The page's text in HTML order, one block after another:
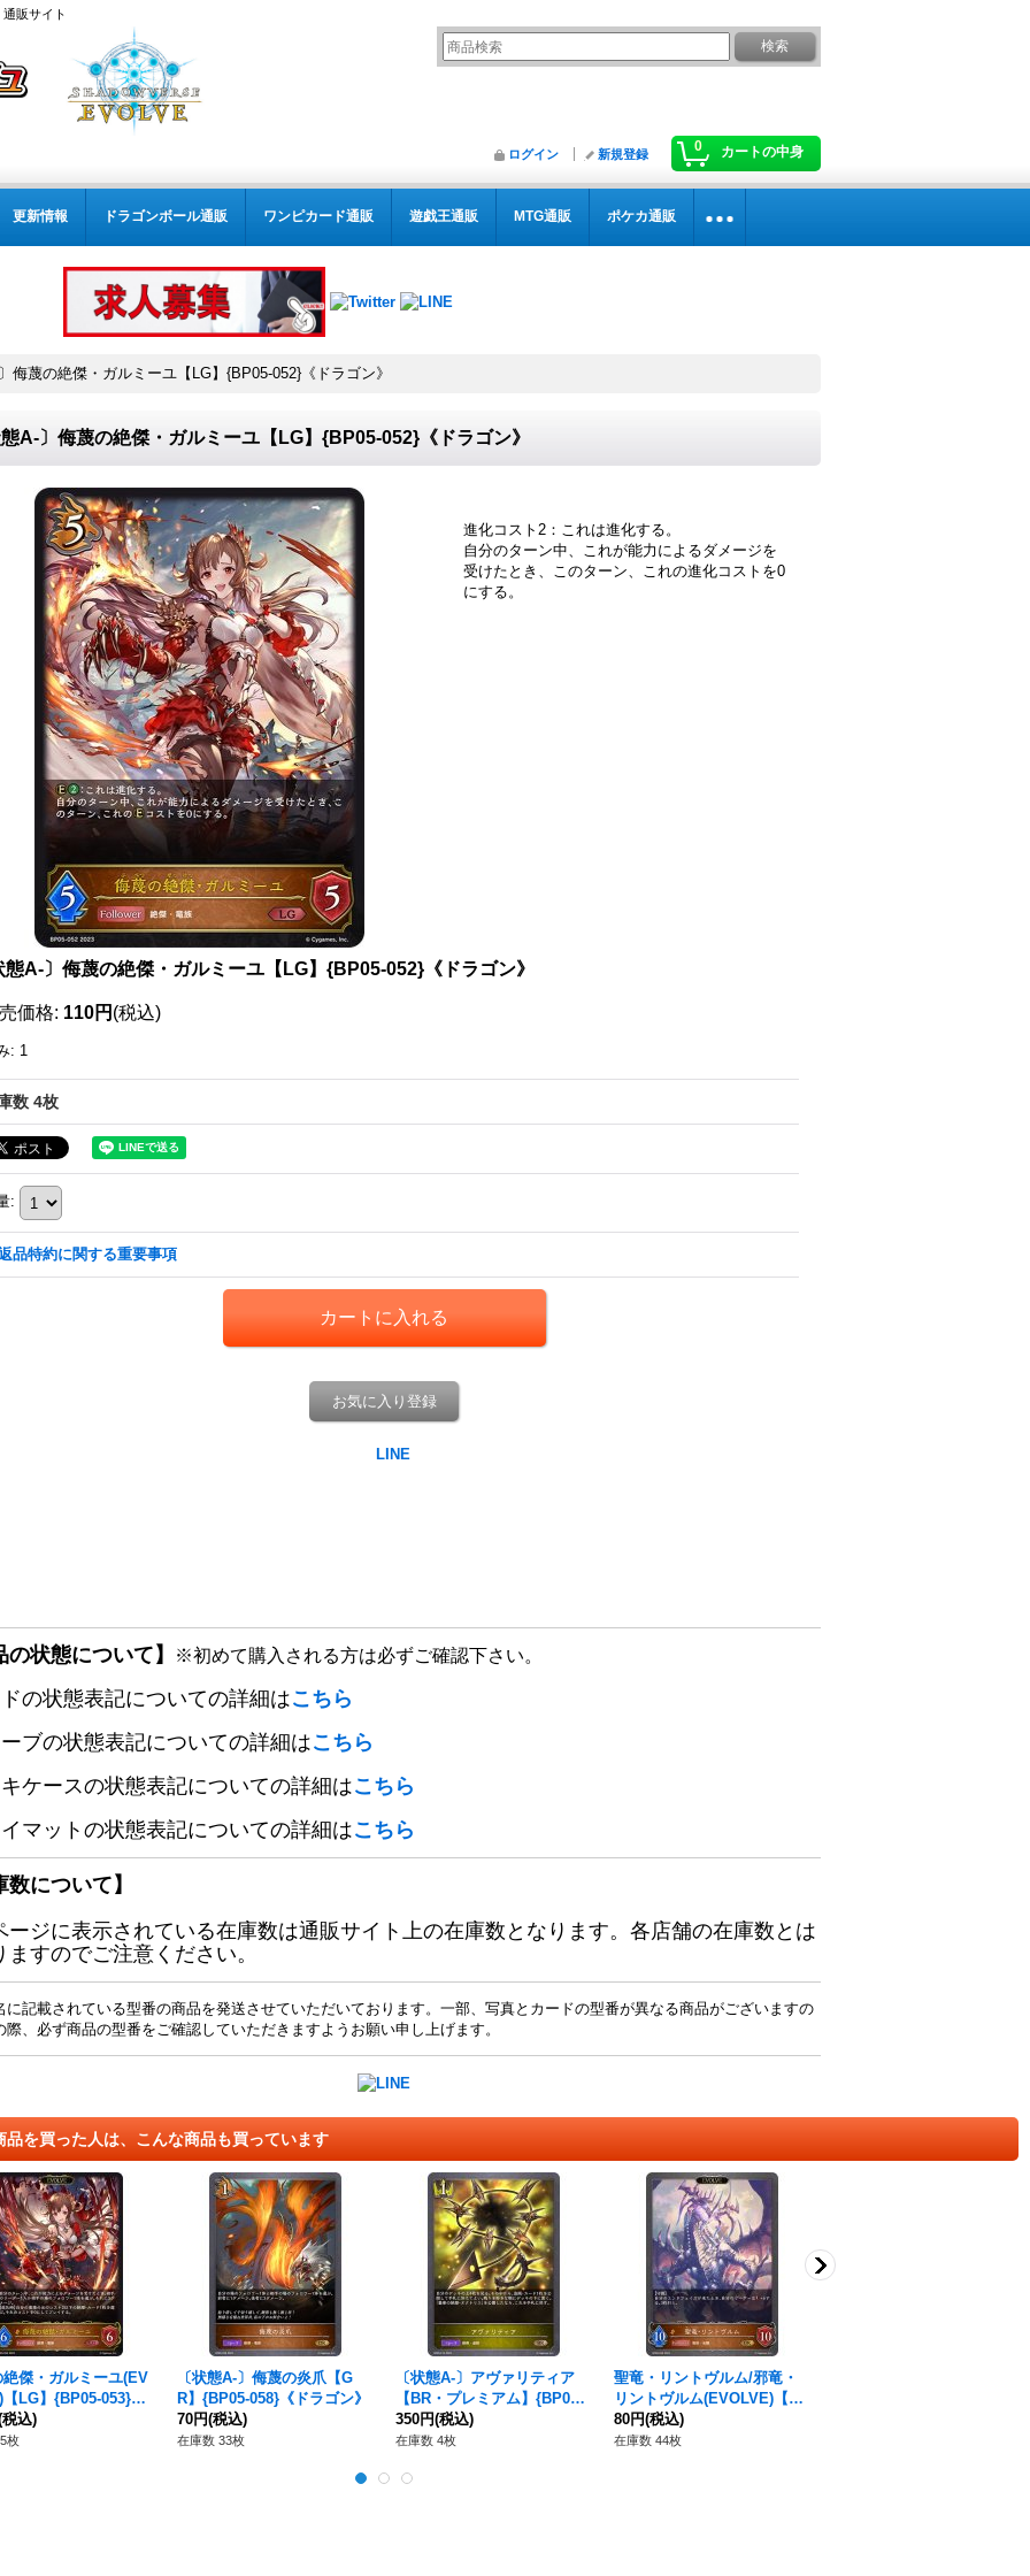
販サイト
0 カートの中身
ログイン 新規登録
更新情報 ドラゴンボール通販 ワンピカード通販 遊戯王通販 MTG通販 ポケカ通販
侮蔑の絶傑・ガルミーユ【LG】{BP05-052}《ドラゴン》
A-〕侮蔑の絶傑・ガルミーユ【LG】{BP05-052}《ドラゴン》
進化コスト2：これは進化する。
自分のターン中、これが能力によるダメージを
受けたとき、このターン、これの進化コストを0
にする。
態A-〕侮蔑の絶傑・ガルミーユ【LG】{BP05-052}《ドラゴン》
価格: 110円 (税込)
: 1
数 4枚
:
品特約に関する重要事項
お気に入り登録
の状態について】 ※初めて購入される方は必ずご確認下さい。
の状態表記についての詳細はこちら
ブの状態表記についての詳細はこちら
ケースの状態表記についての詳細はこちら
マットの状態表記についての詳細はこちら
数について】
ージに表示されている在庫数は通販サイト上の在庫数となります。各店舗の在庫数とは
ますのでご注意ください。
記載されている型番の商品を発送させていただいております。一部、写真とカードの型番が異なる商品がございますの
際、必ず商品の型番をご確認していただきますようお願い申し上げます。
品を買った人は、こんな商品も買っています
絶傑・ガルミーユ(EV
【LG】{BP05-053}
ン》
税込)
枚
〔状態A-〕侮蔑の炎爪【G
R】{BP05-058}《ドラゴン》
70円(税込)
在庫数 33枚
〔状態A-〕アヴァリティア
【BR・プレミアム】{BP05-
P14}《ロイヤル》
350円(税込)
在庫数 4枚
聖竜・リントヴルム/邪竜・
リントヴルム(EVOLVE)【G
R】{BP09-056}《ドラゴン》
80円(税込)
在庫数 44枚